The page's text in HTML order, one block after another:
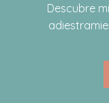
Descubre